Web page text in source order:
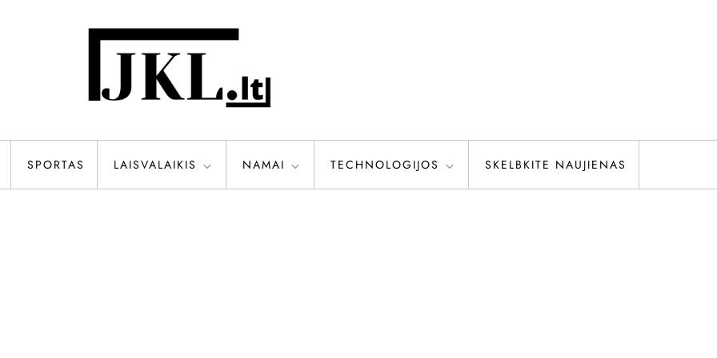
SPORTAS LAISVALAIKIS NAMAI TECHNOLOGIJOS SKELBKITE NAUJIENAS